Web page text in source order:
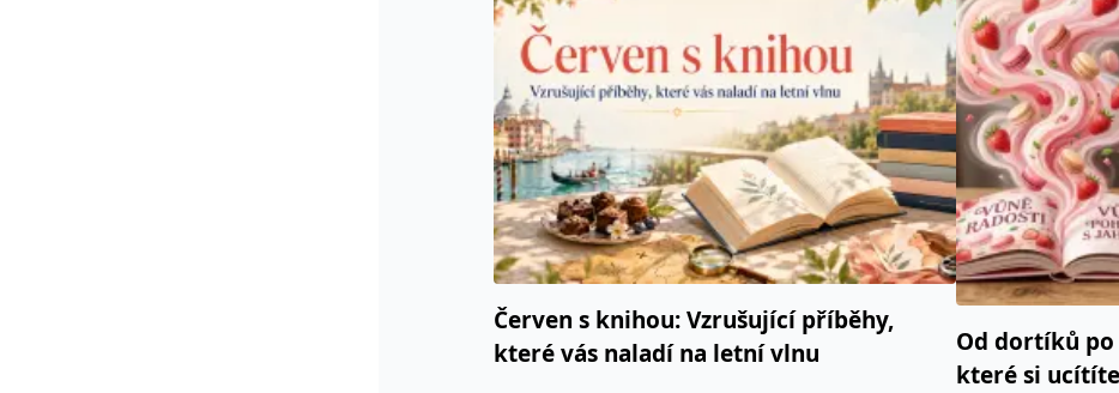
Červen s knihou: Vzrušující příběhy,
které vás naladí na letní vlnu
Od dortíků
které si